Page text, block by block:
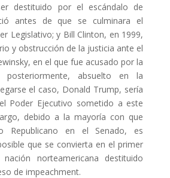
destituido por el escándalo de
antes de que se culminara el
Legislativo; y Bill Clinton, en 1999,
y obstrucción de la justicia ante el
en el que fue acusado por la
absuelto en la
el caso, Donald Trump, sería
Poder Ejecutivo sometido a este
debido a la mayoría con que
Republicano en el Senado, es
que se convierta en el primer
norteamericana destituido
de impeachment.